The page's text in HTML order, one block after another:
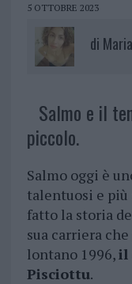
5 OTTOBRE 2023
di
Salmo e il
piccolo.
Salmo oggi è
talentuosi e più
fatto la storia
sua carriera
lontano 1996,il
Pisciottu.